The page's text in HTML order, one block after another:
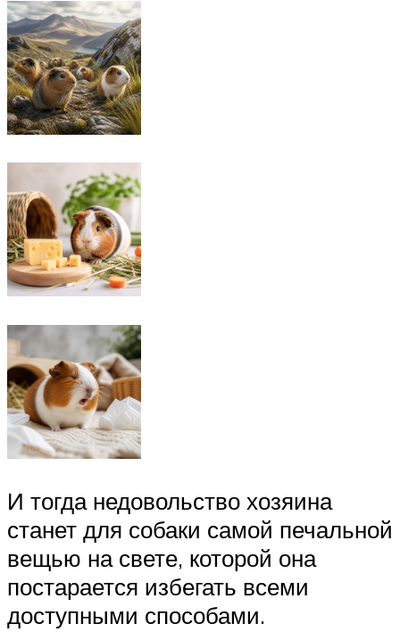
И тогда недовольство хозяина
станет для собаки самой печальной
вещью на свете, которой она
постарается избегать всеми
доступными способами.